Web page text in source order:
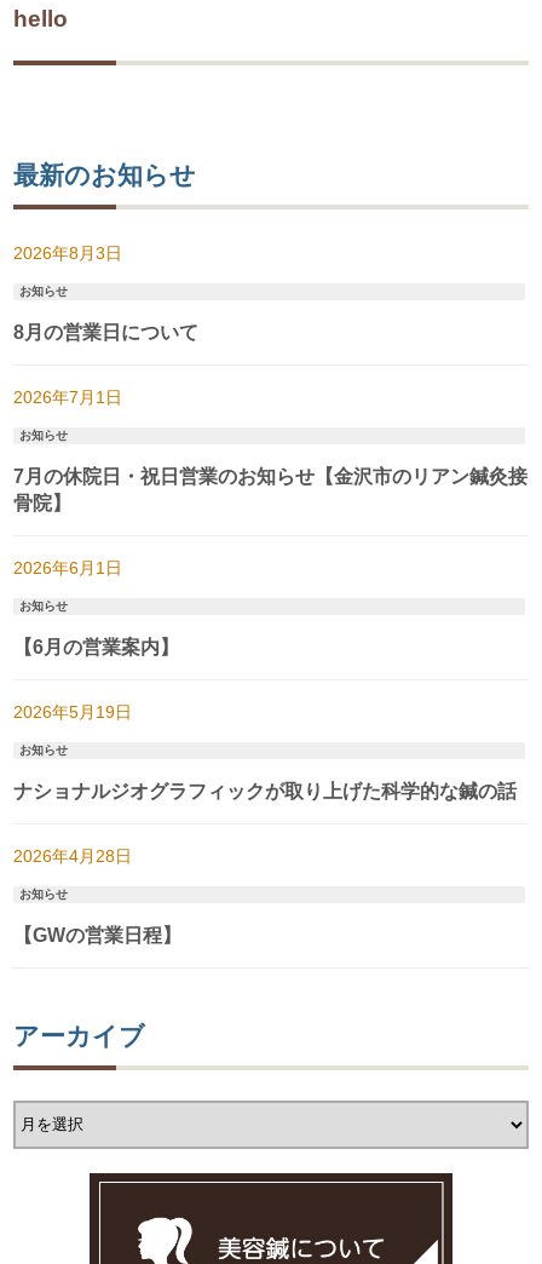
hello
最新のお知らせ
2026年8月3日
お知らせ
8月の営業日について
2026年7月1日
お知らせ
7月の休院日・祝日営業のお知らせ【金沢市のリアン鍼灸接
骨院】
2026年6月1日
お知らせ
【6月の営業案内】
2026年5月19日
お知らせ
ナショナルジオグラフィックが取り上げた科学的な鍼の話
2026年4月28日
お知らせ
【GWの営業日程】
アーカイブ
ア
ー